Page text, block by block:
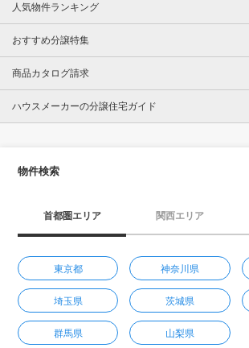
人気物件ランキング
おすすめ分譲特集
商品カタログ請求
ハウスメーカーの分譲住宅ガイド
物件検索
首都圏エリア 関西エリア
東京都 神奈川県
埼玉県 茨城県
群馬県 山梨県